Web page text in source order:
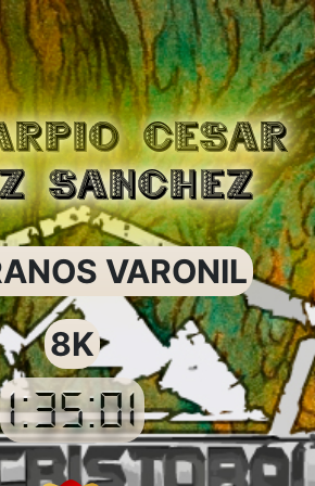
CESAR
SANCHEZ
VARONIL
8K
1:35:01